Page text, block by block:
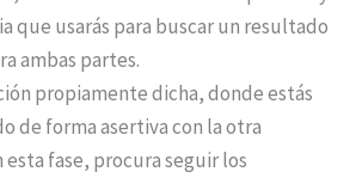
que usarás para buscar un resultado
ambas partes.
propiamente dicha, donde estás
de forma asertiva con la otra
esta fase, procura seguir los